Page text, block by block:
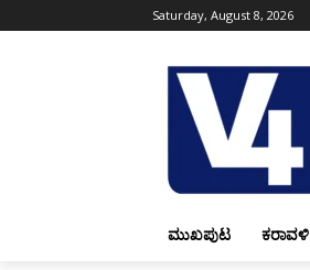
Saturday, August 8, 2026
ಮುಖಪುಟ ಕರಾವಳಿ